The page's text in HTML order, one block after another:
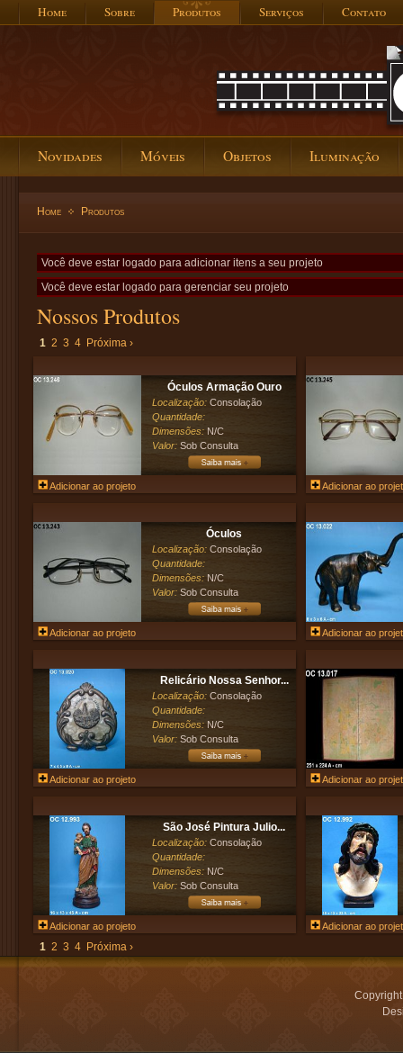
Home Sobre Produtos Serviços Contato
Novidades Móveis Objetos Iluminação
Home Produtos
Você deve estar logado para adicionar itens a seu projeto
Você deve estar logado para gerenciar seu projeto
Nossos Produtos
1 2 3 4 Próxima ›
Óculos Armação Ouro
Localização: Consolação
Quantidade:
Dimensões: N/C
Valor: Sob Consulta
Adicionar ao projeto Adicionar ao
Óculos
Localização: Consolação
Quantidade:
Dimensões: N/C
Valor: Sob Consulta
Adicionar ao projeto Adicionar ao
Relicário Nossa Senhor...
Localização: Consolação
Quantidade:
Dimensões: N/C
Valor: Sob Consulta
Adicionar ao projeto Adicionar ao
São José Pintura Julio...
Localização: Consolação
Quantidade:
Dimensões: N/C
Valor: Sob Consulta
Adicionar ao projeto Adicionar ao
1 2 3 4 Próxima ›